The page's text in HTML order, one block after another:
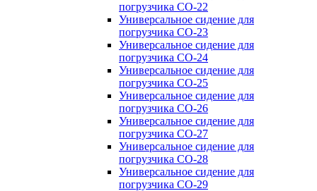
погрузчика CO-22
Универсальное сидение для
погрузчика CO-23
Универсальное сидение для
погрузчика CO-24
Универсальное сидение для
погрузчика CO-25
Универсальное сидение для
погрузчика CO-26
Универсальное сидение для
погрузчика CO-27
Универсальное сидение для
погрузчика CO-28
Универсальное сидение для
погрузчика CO-29